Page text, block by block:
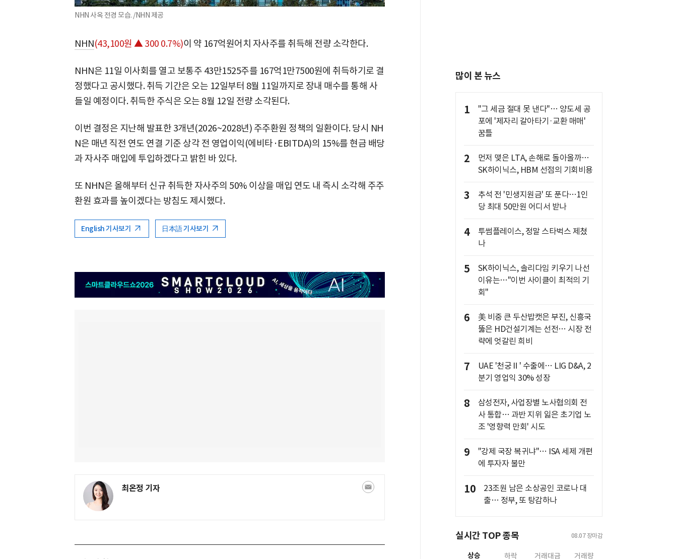
NHN 사옥 전경 모습. /NHN 제공
NHN(43,100원 ▲ 300 0.7%)이 약 167억원어치 자사주를 취득해 전량 소각한다.
NHN은 11일 이사회를 열고 보통주 43만1525주를 167억1만7500원에 취득하기로 결
정했다고 공시했다. 취득 기간은 오는 12일부터 8월 11일까지로 장내 매수를 통해 사
들일 예정이다. 취득한 주식은 오는 8월 12일 전량 소각된다.
이번 결정은 지난해 발표한 3개년(2026~2028년) 주주환원 정책의 일환이다. 당시 NH
N은 매년 직전 연도 연결 기준 상각 전 영업이익(에비타·EBITDA)의 15%를 현금 배당
과 자사주 매입에 투입하겠다고 밝힌 바 있다.
또 NHN은 올해부터 신규 취득한 자사주의 50% 이상을 매입 연도 내 즉시 소각해 주주
환원 효과를 높이겠다는 방침도 제시했다.
English 기사보기 日本語 기사보기
최온정 기자
많이 본 뉴스
1
"그 세금 절대 못 낸다"… 양도세 공
포에 '제자리 갈아타기·교환 매매'
꿈틀
2
먼저 맺은 LTA, 손해로 돌아올까…
SK하이닉스, HBM 선점의 기회비용
3
추석 전 '민생지원금' 또 푼다…1인
당 최대 50만원 어디서 받나
4
투썸플레이스, 정말 스타벅스 제쳤
나
5
SK하이닉스, 솔리다임 키우기 나선
이유는…"이번 사이클이 최적의 기
회"
6
美 비중 큰 두산밥캣은 부진, 신흥국
뚫은 HD건설기계는 선전… 시장 전
략에 엇갈린 희비
7
UAE '천궁Ⅱ' 수출에… LIG D&A, 2
분기 영업익 30% 성장
8
삼성전자, 사업장별 노사협의회 전
사 통합… 과반 지위 잃은 초기업 노
조 '영향력 만회' 시도
9
"강제 국장 복귀냐"… ISA 세제 개편
에 투자자 불만
10
23조원 남은 소상공인 코로나 대
출… 정부, 또 탕감하나
실시간 TOP 종목 08.07 장마감
상승 하락 거래대금 거래량